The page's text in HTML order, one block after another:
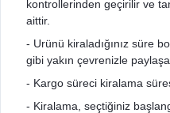
kontrollerinden geçirilir ve
aittir.
- Urünü kiraladığınız süre
gibi yakın çevrenizle
- Kargo süreci kiralama
- Kiralama, seçtiğiniz